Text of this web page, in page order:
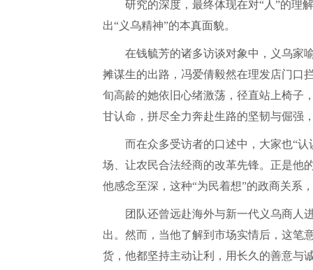
研究的深度，最终体现在对“人”的理
出“义乌精神”的本真面貌。
在钱毓芳的诸多访谈对象中，义乌家
摊谋生的出路，冯爱倩毅然在理发店门口
旬高龄的她依旧心绪激荡，径直站上椅子
甘认命，拼尽全力奔赴生路的坚韧与倔强
而在众多受访者的口述中，大家也“
场、让农民合法经商的改革先锋。正是他
他感念至深，这种“为民着想”的政商关系
团队还曾远赴海外与新一代义乌商人
出。然而，当他了解到市场实情后，这笔
货，他都坚持主动让利，用长久的善意与